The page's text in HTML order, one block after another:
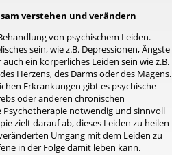
verstehen und verändern
von psychischem Leiden.
sein, wie z.B. Depressionen, Ängste
ein körperliches Leiden sein wie z.B.
Herzens, des Darms oder des Magens.
Erkrankungen gibt es psychische
oder anderen chronischen
Psychotherapie notwendig und sinnvoll
zielt darauf ab, dieses Leiden zu heilen
Umgang mit dem Leiden zu
in der Folge damit leben kann.